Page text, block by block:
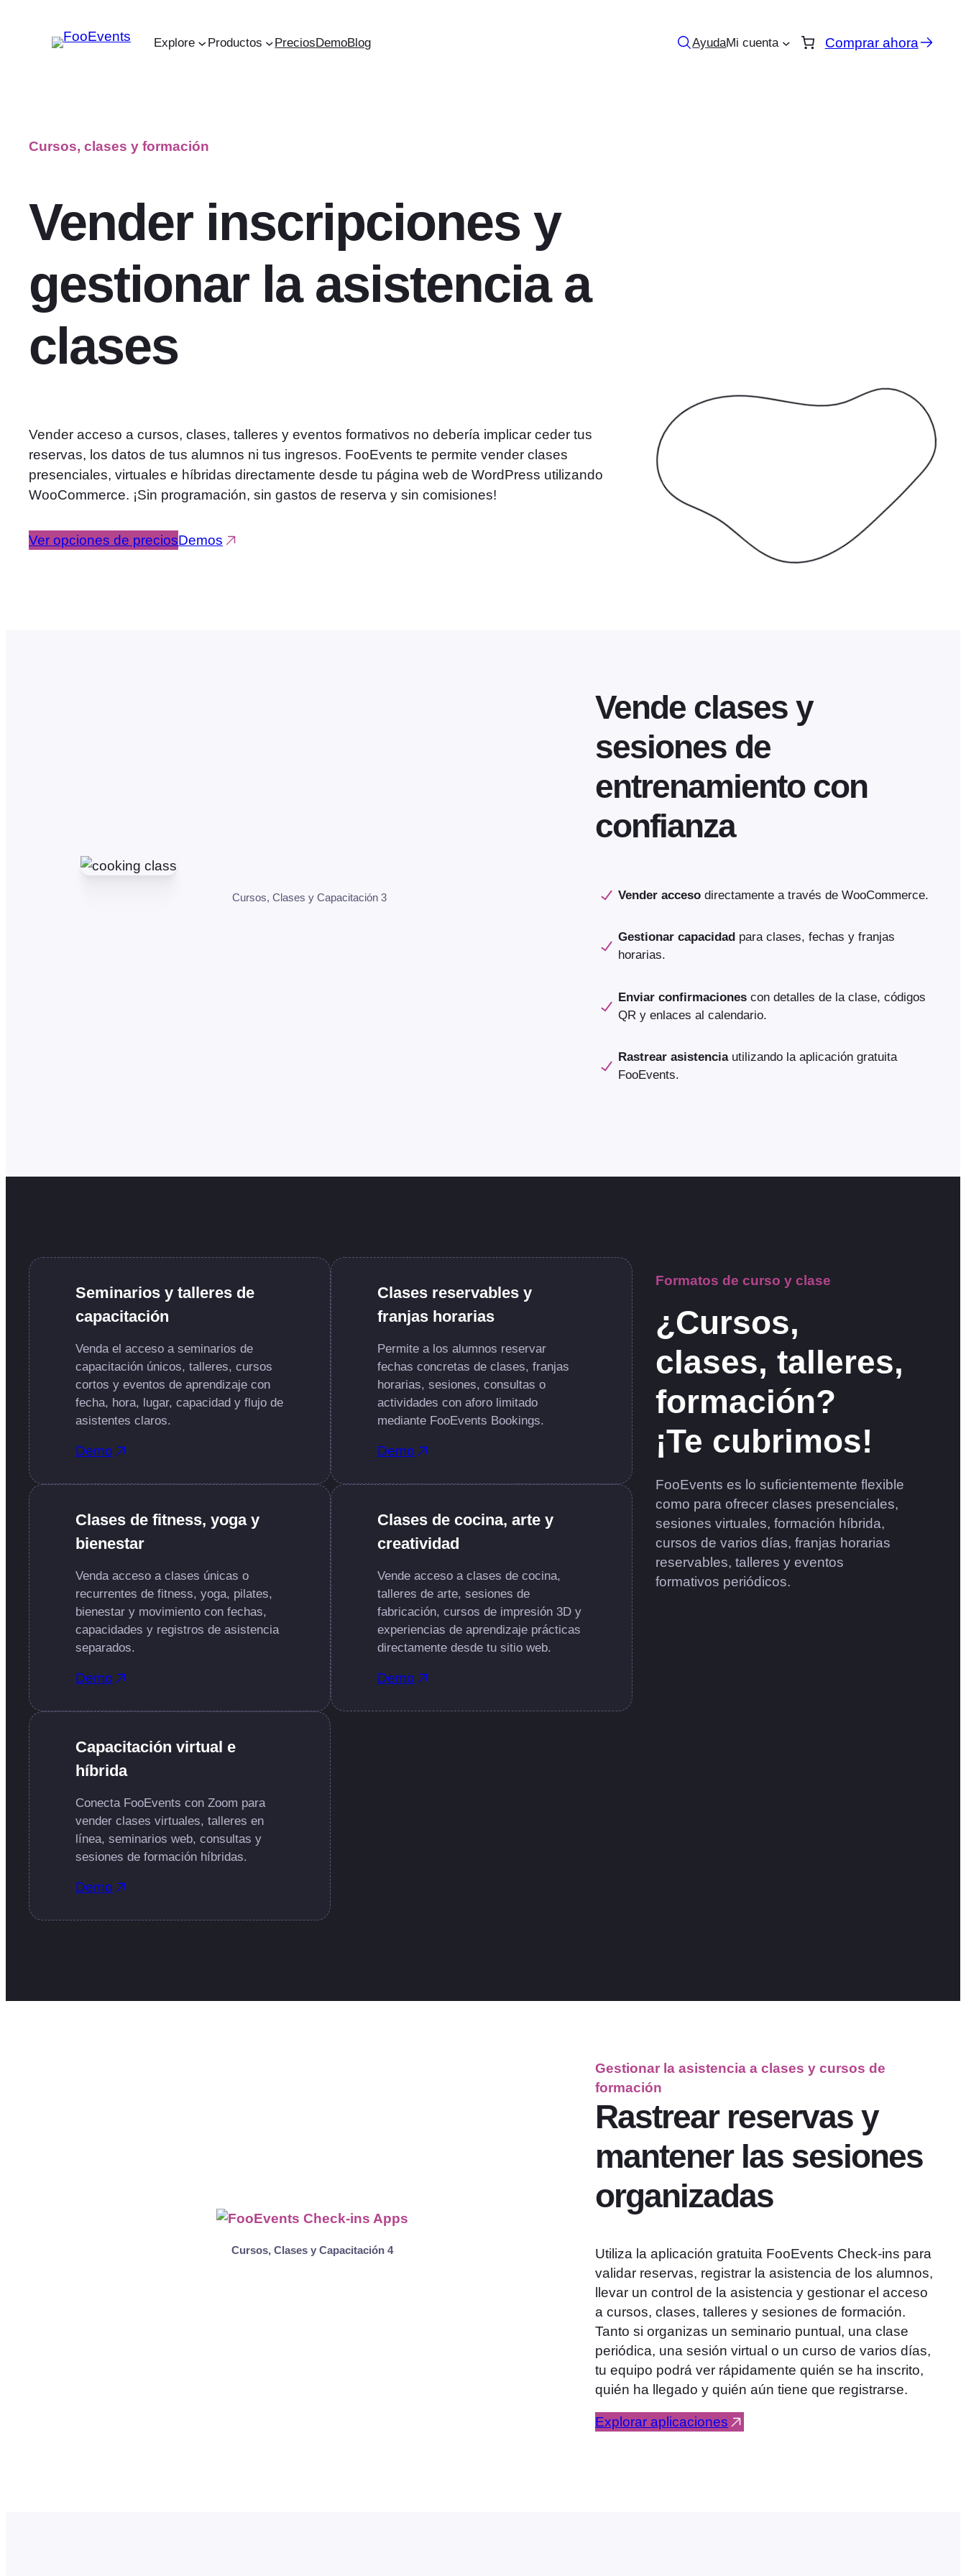
Explore Productos PreciosDemoBlog AyudaMi cuenta Comprar ahora
Cursos, clases y formación
Vender inscripciones y
gestionar la asistencia a
clases
Vender acceso a cursos, clases, talleres y eventos formativos no debería implicar ceder tus
reservas, los datos de tus alumnos ni tus ingresos. FooEvents te permite vender clases
presenciales, virtuales e híbridas directamente desde tu página web de WordPress utilizando
WooCommerce. ¡Sin programación, sin gastos de reserva y sin comisiones!
Ver opciones de preciosDemos
Cursos, Clases y Capacitación 3
Vende clases y
sesiones de
entrenamiento con
confianza
Vender acceso directamente a través de WooCommerce.
Gestionar capacidad para clases, fechas y franjas
horarias.
Enviar confirmaciones con detalles de la clase, códigos
QR y enlaces al calendario.
Rastrear asistenciautilizando la aplicación gratuita
FooEvents.
Seminarios y talleres de
capacitación
Venda el acceso a seminarios de
capacitación únicos, talleres, cursos
cortos y eventos de aprendizaje con
fecha, hora, lugar, capacidad y flujo de
asistentes claros.
Demo
Clases reservables y
franjas horarias
Permite a los alumnos reservar
fechas concretas de clases, franjas
horarias, sesiones, consultas o
actividades con aforo limitado
mediante FooEvents Bookings.
Demo
Clases de fitness, yoga y
bienestar
Venda acceso a clases únicas o
recurrentes de fitness, yoga, pilates,
bienestar y movimiento con fechas,
capacidades y registros de asistencia
separados.
Demo
Clases de cocina, arte y
creatividad
Vende acceso a clases de cocina,
talleres de arte, sesiones de
fabricación, cursos de impresión 3D y
experiencias de aprendizaje prácticas
directamente desde tu sitio web.
Demo
Capacitación virtual e
híbrida
Conecta FooEvents con Zoom para
vender clases virtuales, talleres en
línea, seminarios web, consultas y
sesiones de formación híbridas.
Demo
Formatos de curso y clase
¿Cursos,
clases, talleres,
formación?
¡Te cubrimos!
FooEvents es lo suficientemente flexible
como para ofrecer clases presenciales,
sesiones virtuales, formación híbrida,
cursos de varios días, franjas horarias
reservables, talleres y eventos
formativos periódicos.
Cursos, Clases y Capacitación 4
Gestionar la asistencia a clases y cursos de
formación
Rastrear reservas y
mantener las sesiones
organizadas
Utiliza la aplicación gratuita FooEvents Check-ins para
validar reservas, registrar la asistencia de los alumnos,
llevar un control de la asistencia y gestionar el acceso
a cursos, clases, talleres y sesiones de formación.
Tanto si organizas un seminario puntual, una clase
periódica, una sesión virtual o un curso de varios días,
tu equipo podrá ver rápidamente quién se ha inscrito,
quién ha llegado y quién aún tiene que registrarse.
Explorar aplicaciones